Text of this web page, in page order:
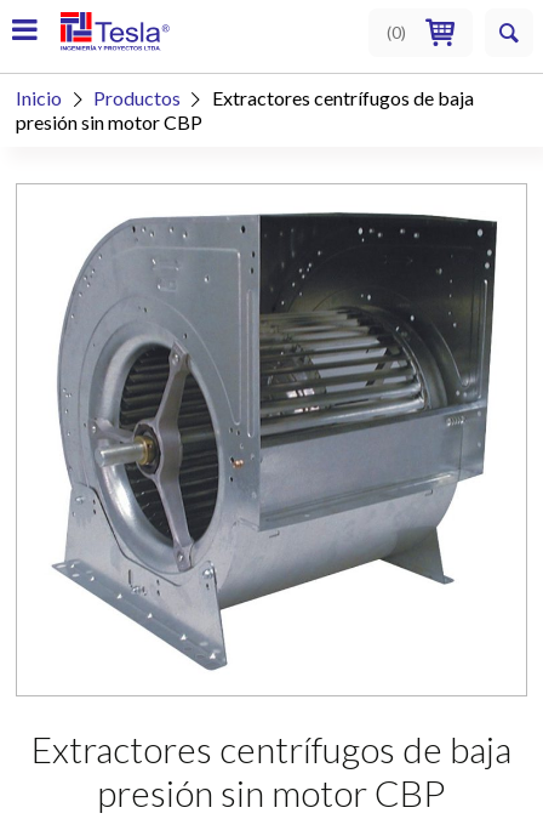
(0)
Inicio  Productos 
Extractores centrífugos de baja
presión sin motor CBP
Extractores centrífugos de baja
presión sin motor CBP